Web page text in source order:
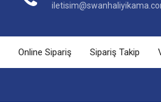
Online Sipariş Sipariş Takip